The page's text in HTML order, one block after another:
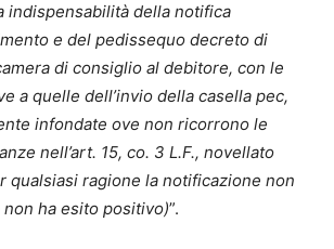
indispensabilità della notifica
e del pedissequo decreto di
di consiglio al debitore, con le
a quelle dell’invio della casella pec,
infondate ove non ricorrono le
nell’art. 15, co. 3 L.F., novellato
qualsiasi ragione la notificazione non
ha esito positivo)”.